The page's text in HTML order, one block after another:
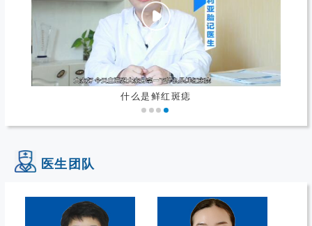
什么是鲜红斑痣
医生团队